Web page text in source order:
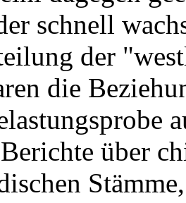
schnell
der
die
über